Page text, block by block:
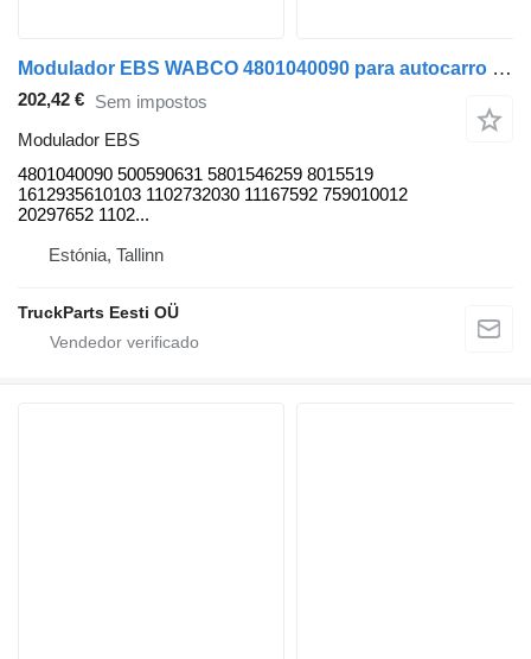
Modulador EBS WABCO 4801040090 para autocarro Solaris Urbino, Alpino, Vacanza (1999-)
202,42 € Sem impostos
Modulador EBS
4801040090 500590631 5801546259 8015519
1612935610103 1102732030 11167592 759010012
20297652 1102...
Estónia, Tallinn
TruckParts Eesti OÜ